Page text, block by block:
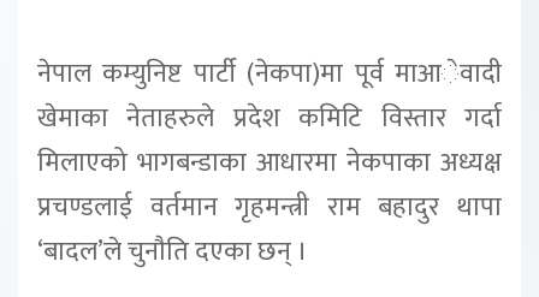
नेपाल कम्युनिष्ट पार्टी (नेकपा)मा पूर्व माआेवादी
खेमाका नेताहरुले प्रदेश कमिटि विस्तार गर्दा
मिलाएको भागबन्डाका आधारमा नेकपाका अध्यक्ष
प्रचण्डलाई वर्तमान गृहमन्त्री राम बहादुर थापा
‘बादल’ले चुनाैति दएका छन् ।